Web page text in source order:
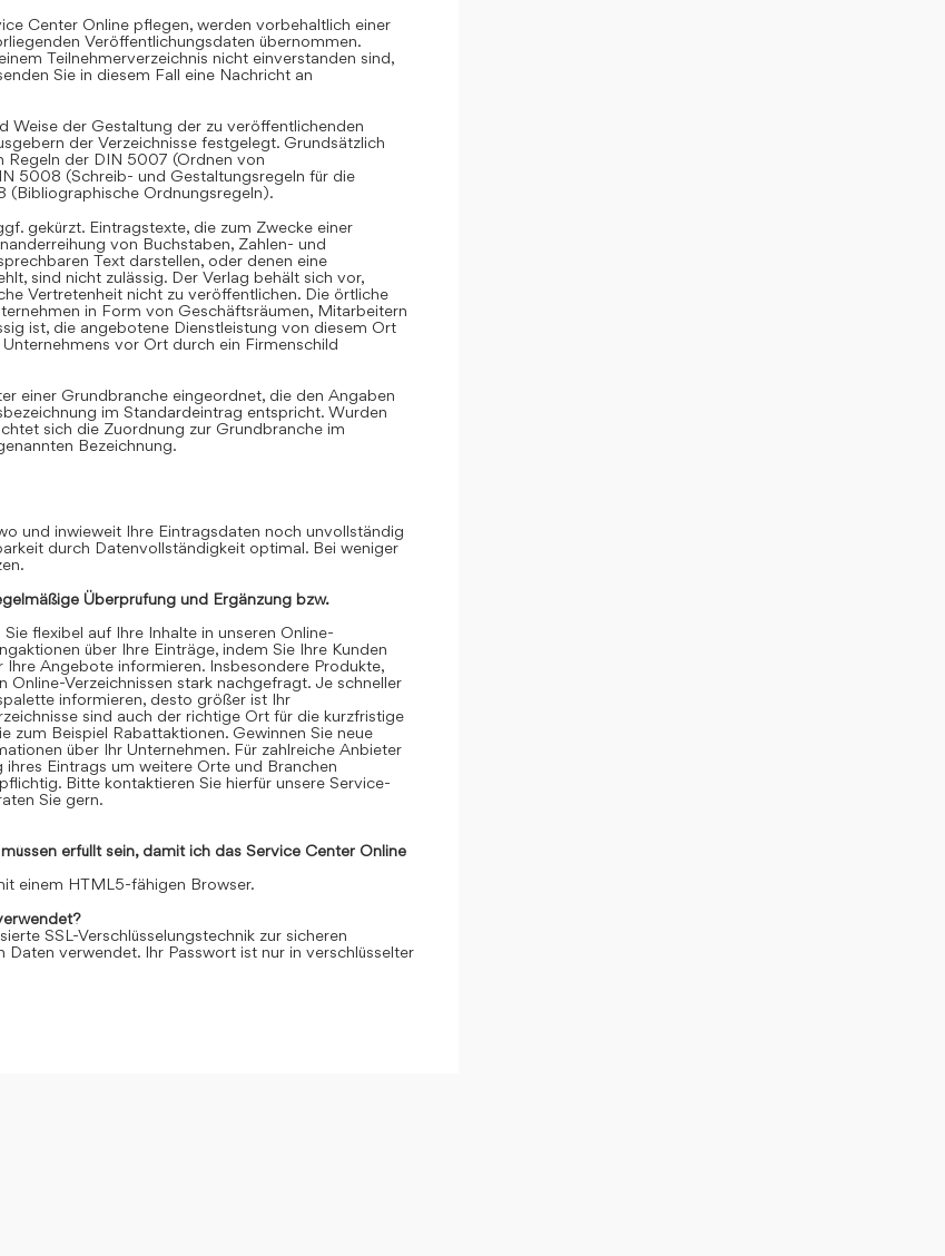
Center Online pflegen, werden vorbehaltlich einer
Veröffentlichungsdaten übernommen.
Teilnehmerverzeichnis nicht einverstanden sind,
Sie in diesem Fall eine Nachricht an
Weise der Gestaltung der zu veröffentlichenden
der Verzeichnisse festgelegt. Grundsätzlich
Regeln der DIN 5007 (Ordnen von
5008 (Schreib- und Gestaltungsregeln für die
(Bibliographische Ordnungsregeln).
gekürzt. Eintragstexte, die zum Zwecke einer
von Buchstaben, Zahlen- und
Text darstellen, oder denen eine
sind nicht zulässig. Der Verlag behält sich vor,
Vertretenheit nicht zu veröffentlichen. Die örtliche
in Form von Geschäftsräumen, Mitarbeitern
ist, die angebotene Dienstleistung von diesem Ort
vor Ort durch ein Firmenschild
einer Grundbranche eingeordnet, die den Angaben
im Standardeintrag entspricht. Wurden
sich die Zuordnung zur Grundbranche im
Bezeichnung.
und inwieweit Ihre Eintragsdaten noch unvollständig
durch Datenvollständigkeit optimal. Bei weniger
Überprüfung und Ergänzung bzw.
flexibel auf Ihre Inhalte in unseren Online-
über Ihre Einträge, indem Sie Ihre Kunden
Ihre Angebote informieren. Insbesondere Produkte,
Online-Verzeichnissen stark nachgefragt. Je schneller
informieren, desto größer ist Ihr
sind auch der richtige Ort für die kurzfristige
zum Beispiel Rabattaktionen. Gewinnen Sie neue
über Ihr Unternehmen. Für zahlreiche Anbieter
Eintrags um weitere Orte und Branchen
Bitte kontaktieren Sie hierfür unsere Service-
Sie gern.
erfüllt sein, damit ich das Service Center Online
einem HTML5-fähigen Browser.
SSL-Verschlüsselungstechnik zur sicheren
verwendet. Ihr Passwort ist nur in verschlüsselter